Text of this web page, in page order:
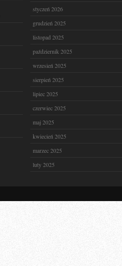
styczeń 2026
grudzień 2025
listopad 2025
październik 2025
wrzesień 2025
sierpień 2025
lipiec 2025
czerwiec 2025
maj 2025
kwiecień 2025
marzec 2025
luty 2025